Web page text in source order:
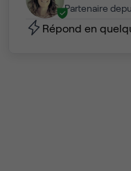
Partenaire
Répond en